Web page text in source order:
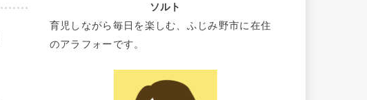
ソルト
育児しながら毎日を楽しむ、ふじみ野市に在住
のアラフォーです。